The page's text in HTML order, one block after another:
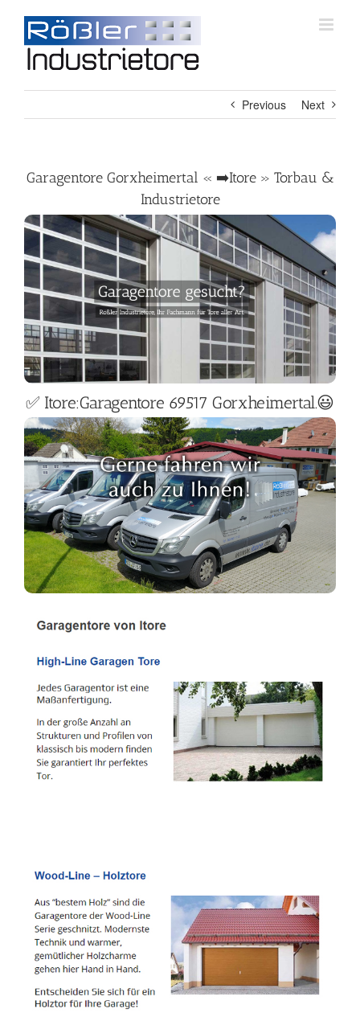
content
Previous Next
Garagentore Gorxheimertal « ➡️Itore » Torbau &
Industrietore
✅ Itore:Garagentore 69517 Gorxheimertal.😃